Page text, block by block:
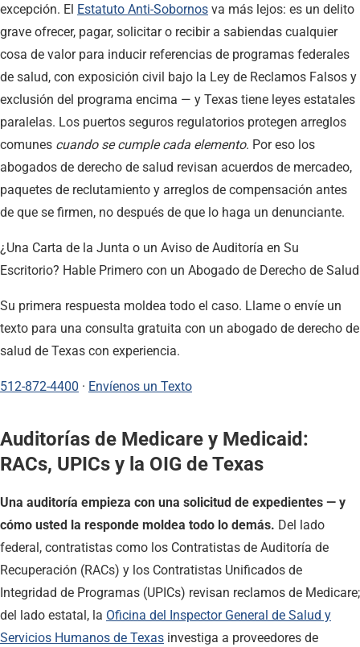
excepción. El Estatuto Anti-Sobornos va más lejos: es un delito
grave ofrecer, pagar, solicitar o recibir a sabiendas cualquier
cosa de valor para inducir referencias de programas federales
de salud, con exposición civil bajo la Ley de Reclamos Falsos y
exclusión del programa encima — y Texas tiene leyes estatales
paralelas. Los puertos seguros regulatorios protegen arreglos
comunes cuando se cumple cada elemento. Por eso los
abogados de derecho de salud revisan acuerdos de mercadeo,
paquetes de reclutamiento y arreglos de compensación antes
de que se firmen, no después de que lo haga un denunciante.
¿Una Carta de la Junta o un Aviso de Auditoría en Su
Escritorio? Hable Primero con un Abogado de Derecho de Salud
Su primera respuesta moldea todo el caso. Llame o envíe un
texto para una consulta gratuita con un abogado de derecho de
salud de Texas con experiencia.
512-872-4400 · Envíenos un Texto
Auditorías de Medicare y Medicaid:
RACs, UPICs y la OIG de Texas
Una auditoría empieza con una solicitud de expedientes — y
cómo usted la responde moldea todo lo demás. Del lado
federal, contratistas como los Contratistas de Auditoría de
Recuperación (RACs) y los Contratistas Unificados de
Integridad de Programas (UPICs) revisan reclamos de Medicare;
del lado estatal, la Oficina del Inspector General de Salud y
Servicios Humanos de Texas investiga a proveedores de